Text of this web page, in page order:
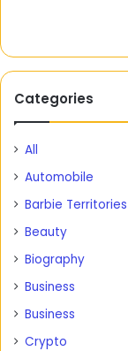
Categories
All
Automobile
Barbie Territories
Beauty
Biography
Business
Business
Crypto